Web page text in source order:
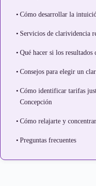
Cómo desarrollar la
Servicios de clarividencia
Qué hacer si los resultados
Consejos para elegir un
Cómo identificar tarifas
Concepción
Cómo relajarte y
Preguntas frecuentes